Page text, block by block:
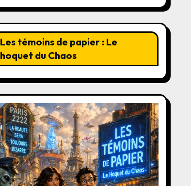
Les témoins de papier : Le
hoquet du Chaos